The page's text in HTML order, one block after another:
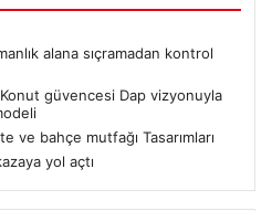
alana sıçramadan kontrol
Konut güvencesi Dap vizyonuyla
ve bahçe mutfağı Tasarımları
yol açtı